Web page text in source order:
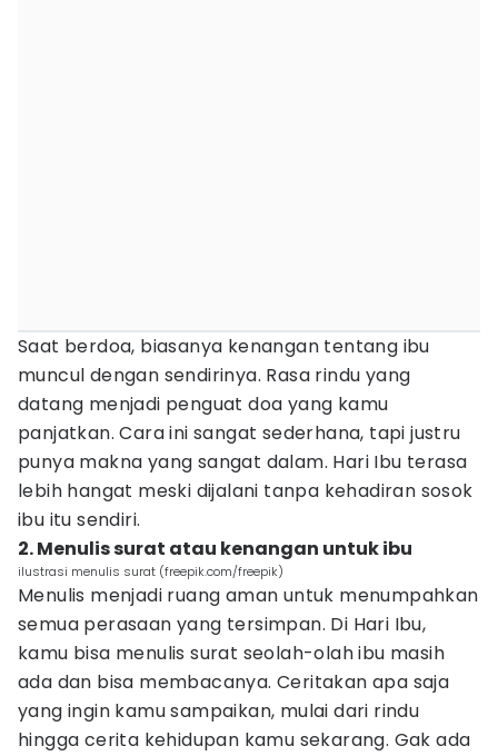
Saat berdoa, biasanya kenangan tentang ibu
muncul dengan sendirinya. Rasa rindu yang
datang menjadi penguat doa yang kamu
panjatkan. Cara ini sangat sederhana, tapi justru
punya makna yang sangat dalam. Hari Ibu terasa
lebih hangat meski dijalani tanpa kehadiran sosok
ibu itu sendiri.
2. Menulis surat atau kenangan untuk ibu
ilustrasi menulis surat (freepik.com/freepik)
Menulis menjadi ruang aman untuk menumpahkan
semua perasaan yang tersimpan. Di Hari Ibu,
kamu bisa menulis surat seolah-olah ibu masih
ada dan bisa membacanya. Ceritakan apa saja
yang ingin kamu sampaikan, mulai dari rindu
hingga cerita kehidupan kamu sekarang. Gak ada